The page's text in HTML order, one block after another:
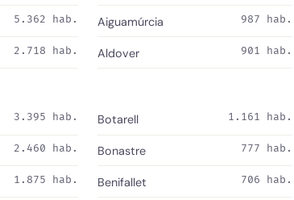
5.362 hab.
2.718 hab.
Aiguamúrcia 987 hab.
Aldover 901 hab.
3.395 hab.
2.460 hab.
1.875 hab.
Botarell 1.161 hab.
Bonastre 777 hab.
Benifallet 706 hab.